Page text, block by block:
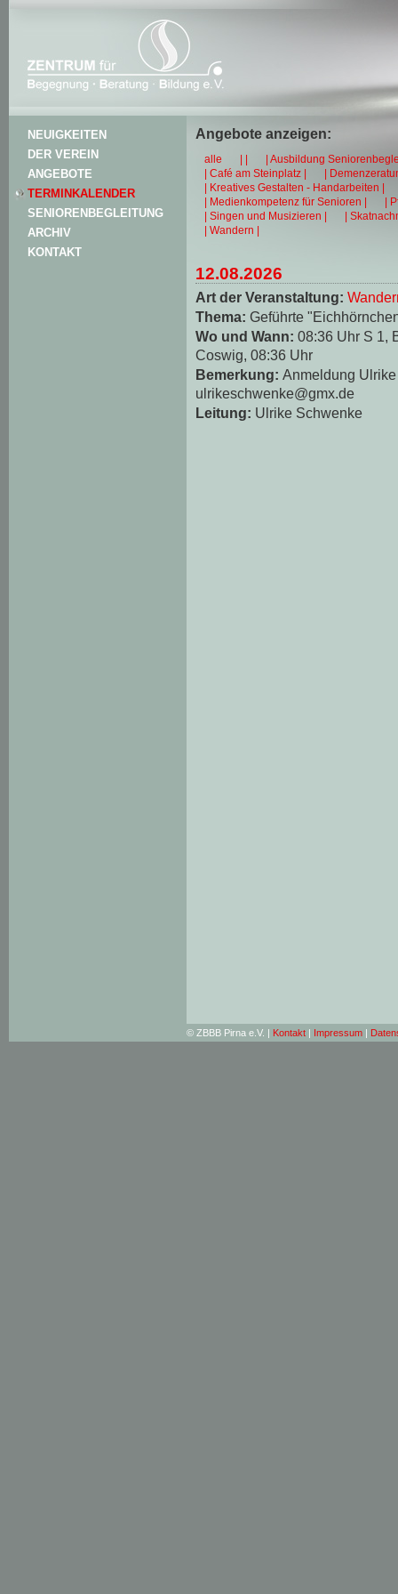
NEUIGKEITEN
DER VEREIN
ANGEBOTE
TERMINKALENDER
SENIORENBEGLEITUNG
ARCHIV
KONTAKT
Angebote anzeigen:
alle | |
| Ausbildung
| Café am Steinplatz |
|
| Kreatives Gestalten - Handarbeiten |
| Medienkompetenz für Senioren |
|
| Singen und Musizieren |
|
| Wandern |
12.08.2026
Art der Veranstaltung:
Thema: Geführte
Wo und Wann: 08:36 Uhr S 1,
Coswig, 08:36 Uhr
Bemerkung: Anmeldung
ulrikeschwenke@gmx.de
Leitung: Ulrike Schwenke
© ZBBB Pirna e.V. | Kontakt | Impressum |